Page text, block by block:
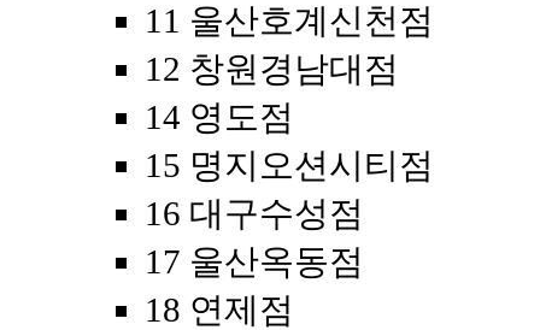
11 울산호계신천점
12 창원경남대점
14 영도점
15 명지오션시티점
16 대구수성점
17 울산옥동점
18 연제점